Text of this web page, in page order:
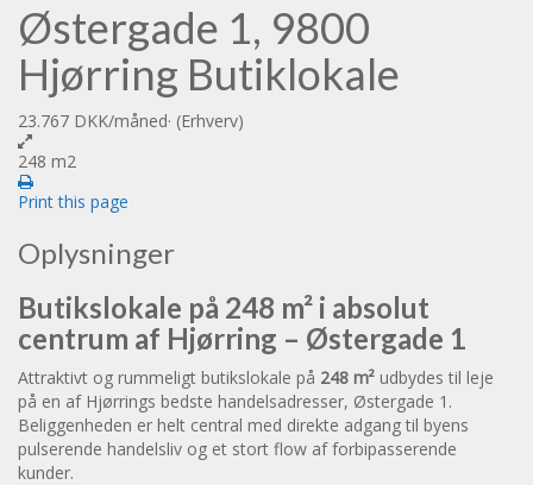
Østergade 1, 9800
Hjørring Butiklokale
23.767 DKK/måned· (Erhverv)
248 m2
Print this page
Oplysninger
Butikslokale på 248 m² i absolut
centrum af Hjørring – Østergade 1
Attraktivt og rummeligt butikslokale på 248 m² udbydes til leje
på en af Hjørrings bedste handelsadresser, Østergade 1.
Beliggenheden er helt central med direkte adgang til byens
pulserende handelsliv og et stort flow af forbipasserende
kunder.